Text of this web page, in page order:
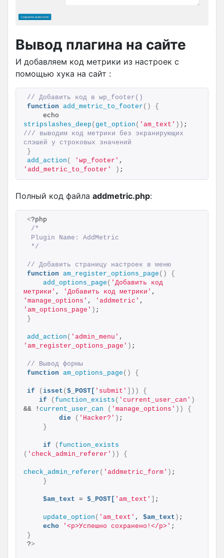
Вывод плагина на сайте
И добавляем код метрики из настроек с
помощью хука на сайт :
// Добавить код в wp_footer()
function add_metric_to_footer ()
{
stripslashes_deep ( get_option ( 'am_text' ))
/// выводим код метрики без экранирующих
слэшей у строковых значений
}
add_action ( 'wp_footer'
'add_metric_to_footer'
) ;
Полный код файла addmetric.php:
<?php
/*
Plugin Name: AddMetric
*/
// Добавить страницу настроек в меню
function am_register_options_page ()
{
add_options_page ( 'Добавить код
метрики' , 'Добавить код метрики'
'manage_options' , 'addmetric'
'am_options_page' ) ;
}
add_action ( 'admin_menu'
'am_register_options_page' ) ;
// Вывод формы
function am_options_page () {
if ( isset ( $_POST[ 'submit' ]))
{
if
( function_exists ( 'current_user_can' )
&& ! current_user_can ( 'manage_options' ))
{
die
( 'Hacker?' ) ;
}
if ( function_exists
( 'check_admin_referer' )) {
check_admin_referer ( 'addmetric_form' ) ;
}
$am_text = $_POST[ 'am_text' ;
update_option ( 'am_text' , $am_text ) ;
echo
'<p>Успешно сохранено!</p>' ;
}
?>